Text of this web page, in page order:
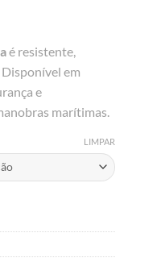
é resistente,
em
e
marítimas.
LIMPAR